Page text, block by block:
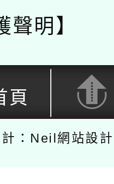
聲明】
頁
：Neil網站設